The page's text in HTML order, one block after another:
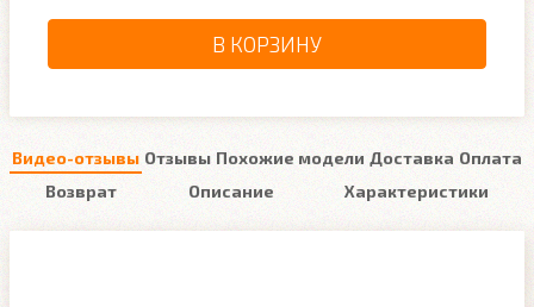
В КОРЗИНУ
Видео-отзывы Отзывы Похожие модели Доставка Оплата
Возврат
Описание Характеристики